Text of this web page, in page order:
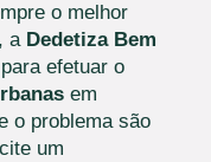
o melhor
a Dedetiza Bem
efetuar o
em
o problema são
um